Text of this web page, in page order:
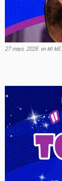
27 mayo, 2026enMI.ME.